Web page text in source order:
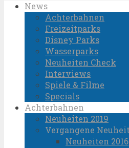
News
Achterbahnen
Freizeitparks
Disney Parks
Wasserparks
Neuheiten Check
Interviews
Spiele & Filme
Specials
Achterbahnen
Neuheiten 2019
Vergangene
Neuheiten 2016